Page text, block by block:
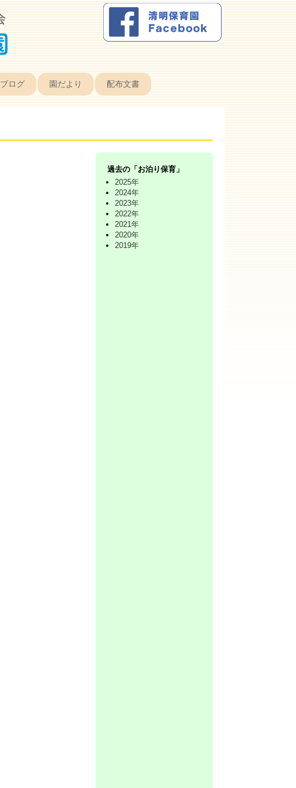
ブログ 園だより 配布文書
過去の「お泊り保育」
2025年
2024年
2023年
2022年
2021年
2020年
2019年